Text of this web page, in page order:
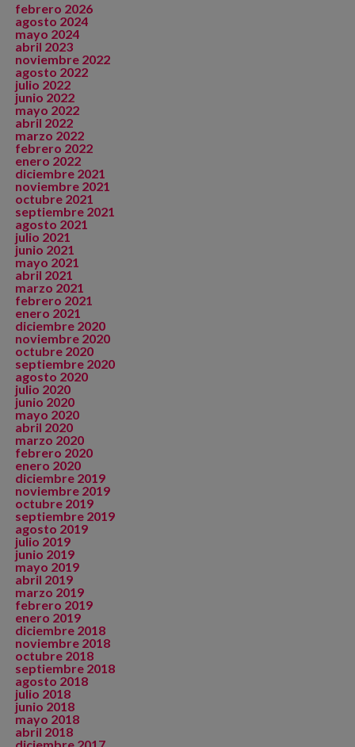
febrero 2026
agosto 2024
mayo 2024
abril 2023
noviembre 2022
agosto 2022
julio 2022
junio 2022
mayo 2022
abril 2022
marzo 2022
febrero 2022
enero 2022
diciembre 2021
noviembre 2021
octubre 2021
septiembre 2021
agosto 2021
julio 2021
junio 2021
mayo 2021
abril 2021
marzo 2021
febrero 2021
enero 2021
diciembre 2020
noviembre 2020
octubre 2020
septiembre 2020
agosto 2020
julio 2020
junio 2020
mayo 2020
abril 2020
marzo 2020
febrero 2020
enero 2020
diciembre 2019
noviembre 2019
octubre 2019
septiembre 2019
agosto 2019
julio 2019
junio 2019
mayo 2019
abril 2019
marzo 2019
febrero 2019
enero 2019
diciembre 2018
noviembre 2018
octubre 2018
septiembre 2018
agosto 2018
julio 2018
junio 2018
mayo 2018
abril 2018